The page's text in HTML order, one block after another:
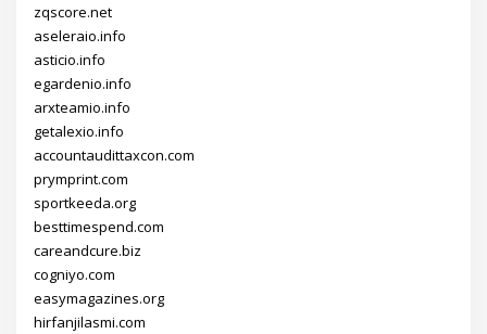
zqscore.net
aseleraio.info
asticio.info
egardenio.info
arxteamio.info
getalexio.info
accountaudittaxcon.com
prymprint.com
sportkeeda.org
besttimespend.com
careandcure.biz
cogniyo.com
easymagazines.org
hirfanjilasmi.com